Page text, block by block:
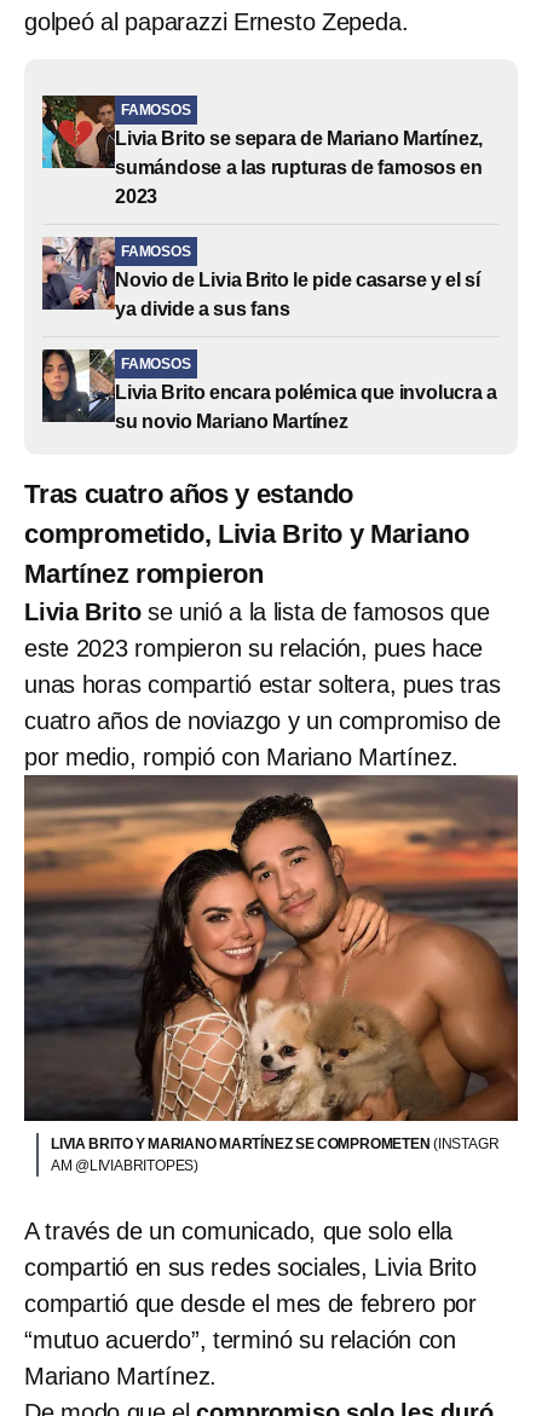
golpeó al paparazzi Ernesto Zepeda.
FAMOSOS
Livia Brito se separa de Mariano Martínez,
sumándose a las rupturas de famosos en
2023
FAMOSOS
Novio de Livia Brito le pide casarse y el sí
ya divide a sus fans
FAMOSOS
Livia Brito encara polémica que involucra a
su novio Mariano Martínez
Tras cuatro años y estando
comprometido, Livia Brito y Mariano
Martínez rompieron
Livia Brito se unió a la lista de famosos que
este 2023 rompieron su relación, pues hace
unas horas compartió estar soltera, pues tras
cuatro años de noviazgo y un compromiso de
por medio, rompió con Mariano Martínez.
LIVIA BRITO Y MARIANO MARTÍNEZ SE COMPROMETEN (INSTAGR
AM @LIVIABRITOPES)
A través de un comunicado, que solo ella
compartió en sus redes sociales, Livia Brito
compartió que desde el mes de febrero por
“mutuo acuerdo”, terminó su relación con
Mariano Martínez.